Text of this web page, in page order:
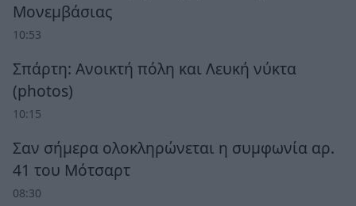
Μονεμβάσιας
10:53
Σπάρτη: Ανοικτή πόλη και Λευκή νύκτα
(photos)
10:15
Σαν σήμερα ολοκληρώνεται η συμφωνία αρ.
41 του Μότσαρτ
08:30